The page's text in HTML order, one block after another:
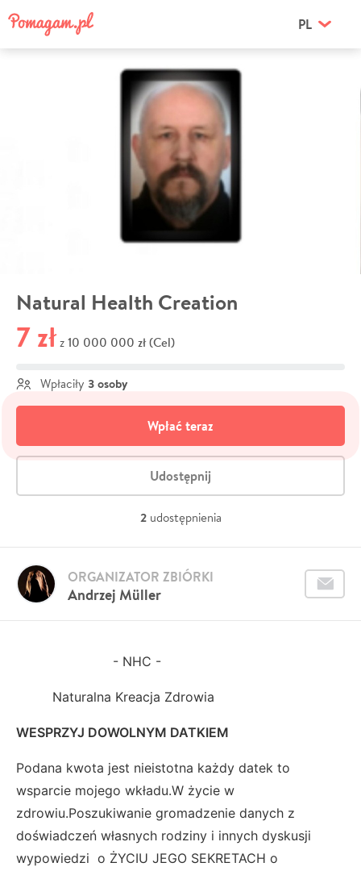
PL
Natural Health Creation
7 zł z 10 000 000 zł (Cel)
Wpłaciły 3 osoby
Wpłać teraz
Udostępnij
2 udostępnienia
Andrzej Müller
ORGANIZATOR ZBIÓRKI
- NHC -
Naturalna Kreacja Zdrowia
WESPRZYJ DOWOLNYM DATKIEM
Podana kwota jest nieistotna każdy datek to
wsparcie mojego wkładu.W życie w
zdrowiu.Poszukiwanie gromadzenie danych z
doświadczeń własnych rodziny i innych dyskusji
wypowiedzi o ŻYCIU JEGO SEKRETACH o